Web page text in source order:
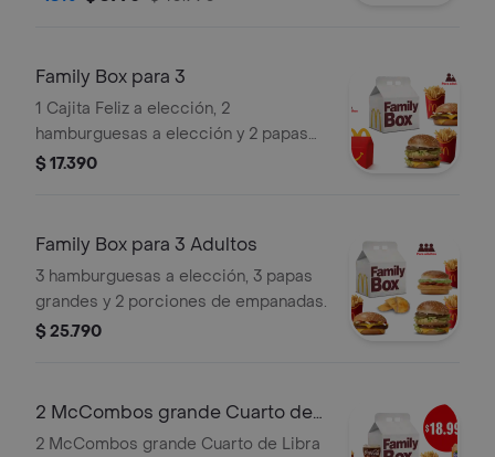
Family Box para 3
1 Cajita Feliz a elección, 2
hamburguesas a elección y 2 papas
grandes.
$ 17.390
Family Box para 3 Adultos
3 hamburguesas a elección, 3 papas
grandes y 2 porciones de empanadas.
$ 25.790
2 McCombos grande Cuarto de
Libra con Queso + McCombo
2 McCombos grande Cuarto de Libra